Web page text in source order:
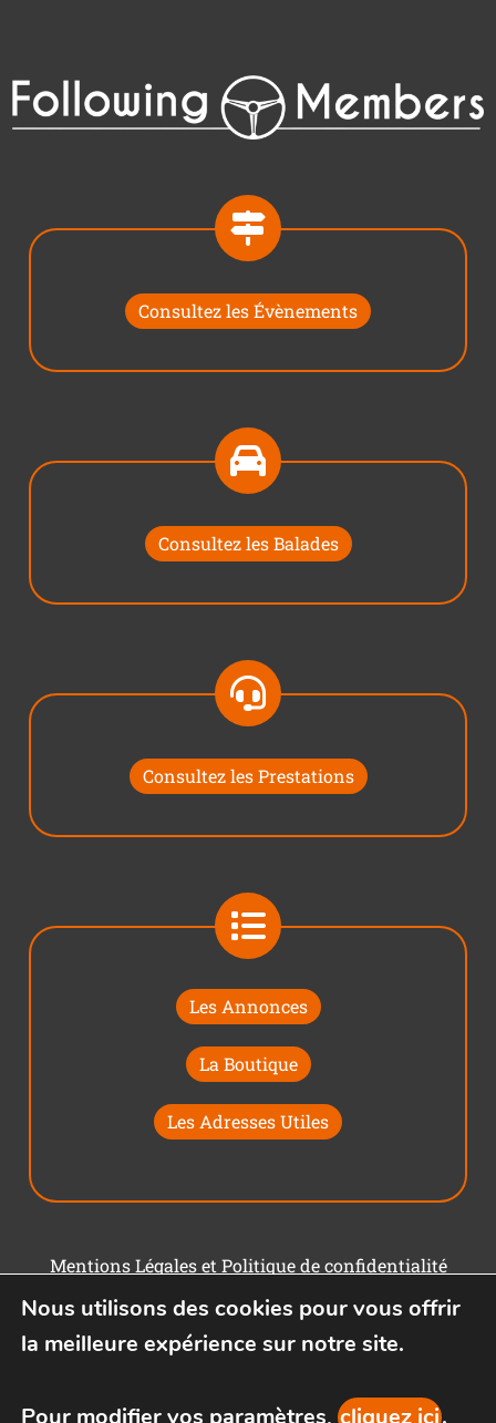
Consultez les Évènements
Consultez les Balades
Consultez les Prestations
Les Annonces
La Boutique
Les Adresses Utiles
Mentions Légales et Politique de confidentialité
Conditions générales d'utilisation
Nous utilisons des cookies pour vous offrir
la meilleure expérience sur notre site.
Pour modifier vos paramètres, cliquez ici.